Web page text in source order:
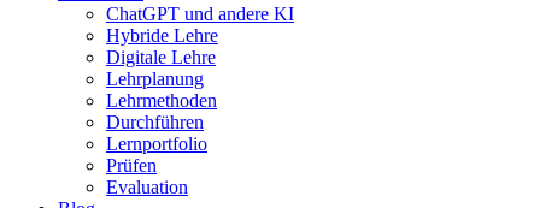
ChatGPT und andere KI
Hybride Lehre
Digitale Lehre
Lehrplanung
Lehrmethoden
Durchführen
Lernportfolio
Prüfen
Evaluation